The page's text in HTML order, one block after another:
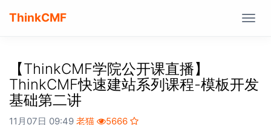
ThinkCMF
【ThinkCMF学院公开课直播】
ThinkCMF快速建站系列课程-模板开发
基础第二讲
11月07日 09:49 老猫 5666